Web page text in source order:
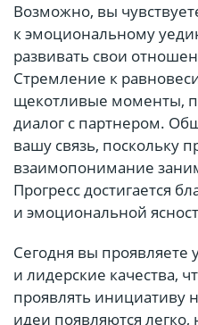
Возможно, вы
к эмоциональному
развивать свои
Стремление к
щекотливые моменты,
диалог с партнером.
вашу связь, поскольку
взаимопонимание
Прогресс достигается
и эмоциональной
Сегодня вы проявляете
и лидерские качества,
проявлять инициативу
идеи появляются